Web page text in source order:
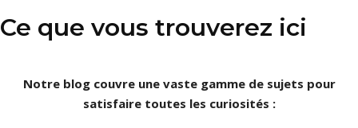
Ce que vous trouverez ici
Notre blog couvre une vaste gamme de sujets pour
satisfaire toutes les curiosités :